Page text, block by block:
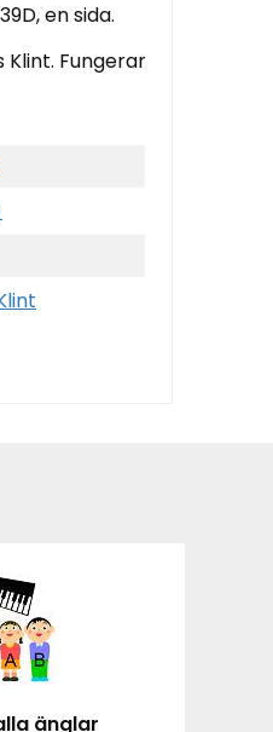
en sida.
Klint. Fungerar
änglar